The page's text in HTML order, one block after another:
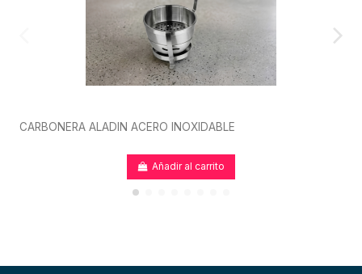
CARBONERA ALADIN ACERO INOXIDABLE
Añadir al carrito